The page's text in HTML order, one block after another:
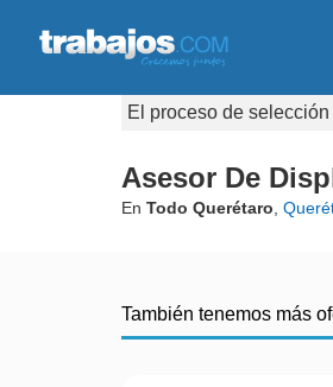
El proceso de
Asesor De
En Todo Querétaro
También tenemos más